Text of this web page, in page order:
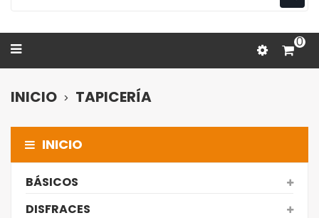
0
INICIO TAPICERÍA
INICIO
BÁSICOS
DISFRACES